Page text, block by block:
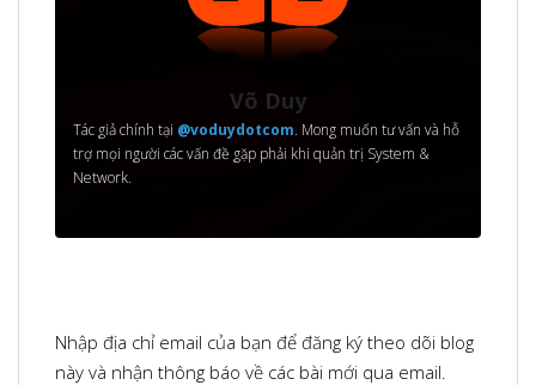
Võ Duy
Tác giả chính tại @voduydotcom. Mong muốn tư vấn và hỗ
trợ mọi người các vấn đề gặp phải khi quản trị System &
Network.
Nhập địa chỉ email của bạn để đăng ký theo dõi blog
này và nhận thông báo về các bài mới qua email.